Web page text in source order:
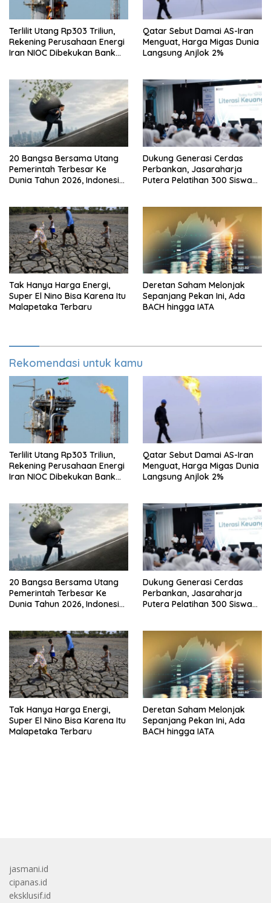
Terlilit Utang Rp303 Triliun,
Rekening Perusahaan Energi
Iran NIOC Dibekukan Bank
Qatar Sebut Damai AS-Iran
Menguat, Harga Migas Dunia
Langsung Anjlok 2%
20 Bangsa Bersama Utang
Pemerintah Terbesar Ke
Dunia Tahun 2026, Indonesia
Dukung Generasi Cerdas
Perbankan, Jasaraharja
Putera Pelatihan 300 Siswa
Tak Hanya Harga Energi,
Super El Nino Bisa Karena Itu
Malapetaka Terbaru
Deretan Saham Melonjak
Sepanjang Pekan Ini, Ada
BACH hingga IATA
Rekomendasi untuk kamu
Terlilit Utang Rp303 Triliun,
Rekening Perusahaan Energi
Iran NIOC Dibekukan Bank
Qatar Sebut Damai AS-Iran
Menguat, Harga Migas Dunia
Langsung Anjlok 2%
20 Bangsa Bersama Utang
Pemerintah Terbesar Ke
Dunia Tahun 2026, Indonesia
Dukung Generasi Cerdas
Perbankan, Jasaraharja
Putera Pelatihan 300 Siswa
Tak Hanya Harga Energi,
Super El Nino Bisa Karena Itu
Malapetaka Terbaru
Deretan Saham Melonjak
Sepanjang Pekan Ini, Ada
BACH hingga IATA
jasmani.id
cipanas.id
eksklusif.id